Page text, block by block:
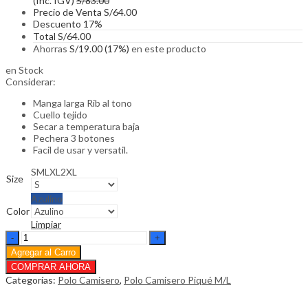
Precio de Venta S/64.00
Descuento 17%
Total S/64.00
Ahorras S/19.00(17%) en este producto
en Stock
Considerar:
Manga larga Rib al tono
Cuello tejido
Secar a temperatura baja
Pechera 3 botones
Facil de usar y versatil.
Size
SML XL 2XL
Color
Azulino
Limpiar
Polo
Camisero
Pique
Manga
Larga
Agregar al Carro
Categorías: Polo Camisero, Polo Camisero Piqué M/L